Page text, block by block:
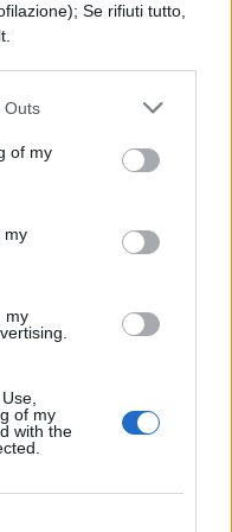
Se rifiuti tutto,
Outs
of my
my
my
of my
with the
Calderón
da
da Erica Necci
interpretato da
da Todd
Chevalier
interpretato da
da Mino